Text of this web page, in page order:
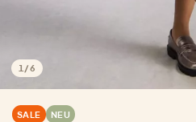
1 /6
SALE NEU